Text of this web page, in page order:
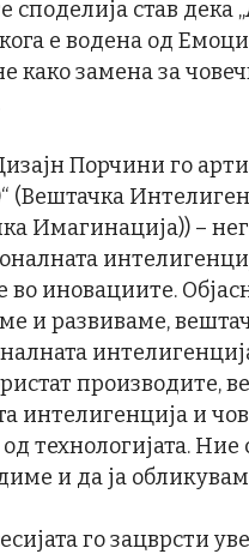
став дека
е водена од
како замена за
Порчини го
(Вештачка
Имагинација)) –
иновациите.
и развиваме,
производите,
интелигенција и
технологијата. Ние
и да ја
го зацврсти